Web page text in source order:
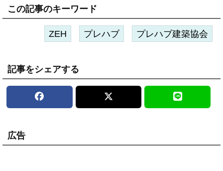
この記事のキーワード
ZEH プレハブ プレハブ建築協会
記事をシェアする
広告